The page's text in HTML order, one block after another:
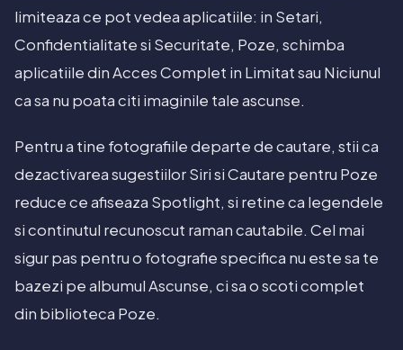
limiteaza ce pot vedea aplicatiile: in Setari,
Confidentialitate si Securitate, Poze, schimba
aplicatiile din Acces Complet in Limitat sau Niciunul
ca sa nu poata citi imaginile tale ascunse.
Pentru a tine fotografiile departe de cautare, stii ca
dezactivarea sugestiilor Siri si Cautare pentru Poze
reduce ce afiseaza Spotlight, si retine ca legendele
si continutul recunoscut raman cautabile. Cel mai
sigur pas pentru o fotografie specifica nu este sa te
bazezi pe albumul Ascunse, ci sa o scoti complet
din biblioteca Poze.